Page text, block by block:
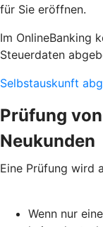
für Sie eröffnen.
Im OnlineBanking
Steuerdaten
Selbstauskunft
Prüfung
Neukunden
Eine Prüfung wird
Wenn nur